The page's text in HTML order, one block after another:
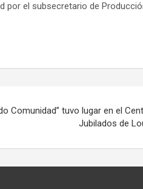
por el subsecretario de
Comunidad” tuvo lugar en el
Jubilados de